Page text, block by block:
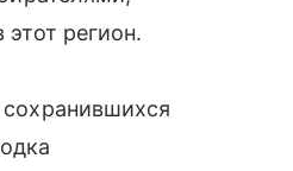
регион.